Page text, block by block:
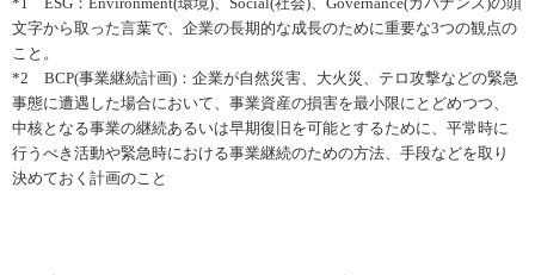
*1 ESG：Environment(環境)、Social(社会)、Governance(ガバナンス)の頭
文字から取った言葉で、企業の長期的な成長のために重要な3つの観点の
こと。
*2 BCP(事業継続計画)：企業が自然災害、大火災、テロ攻撃などの緊急
事態に遭遇した場合において、事業資産の損害を最小限にとどめつつ、
中核となる事業の継続あるいは早期復旧を可能とするために、平常時に
行うべき活動や緊急時における事業継続のための方法、手段などを取り
決めておく計画のこと